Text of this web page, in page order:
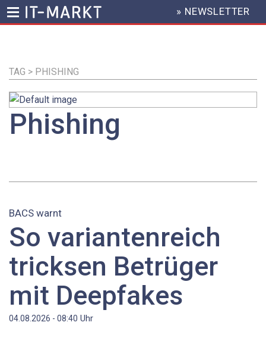
Inhalt
HEADER
MENU
» NEWSLETTER
TAG > PHISHING
Phishing
BACS warnt
So variantenreich
tricksen Betrüger
mit Deepfakes
04.08.2026 - 08:40 Uhr